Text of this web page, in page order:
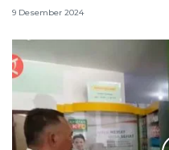
9 Desember 2024